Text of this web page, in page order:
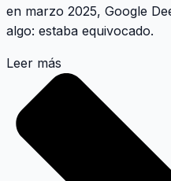
en marzo 2025, Google
algo: estaba equivocado.
Leer más